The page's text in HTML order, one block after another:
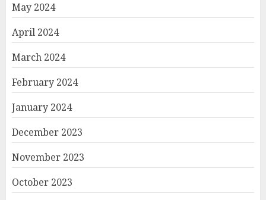
May 2024
April 2024
March 2024
February 2024
January 2024
December 2023
November 2023
October 2023